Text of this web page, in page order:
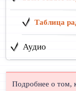
Таблица
Аудио
Подробнее о том,